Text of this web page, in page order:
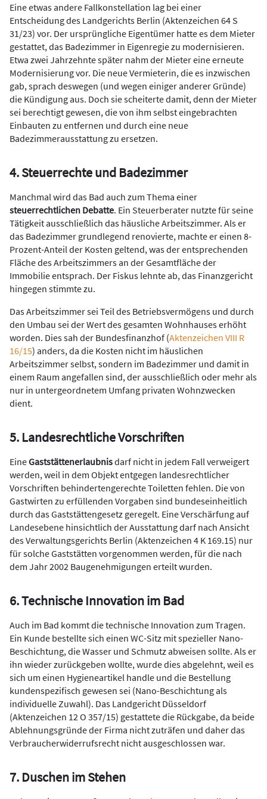
Eine etwas andere Fallkonstellation lag bei einer
Entscheidung des Landgerichts Berlin (Aktenzeichen 64 S
31/23) vor. Der ursprüngliche Eigentümer hatte es dem Mieter
gestattet, das Badezimmer in Eigen­regie zu modernisieren.
Etwa zwei Jahrzehnte später nahm der Mieter eine erneute
Modernisierung vor. Die neue Vermieterin, die es inzwi­schen
gab, sprach deswegen (und wegen einiger anderer Gründe)
die Kündigung aus. Doch sie scheiterte damit, denn der Mieter
sei berech­tigt gewesen, die von ihm selbst eingebrachten
Einbauten zu entfernen und durch eine neue
Badezimmerausstattung zu ersetzen.
4. Steuerrechte und Badezimmer
Manchmal wird das Bad auch zum Thema einer
steuerrechtlichen De­batte. Ein Steuerberater nutzte für seine
Tätigkeit ausschließlich das häusliche Arbeitszimmer. Als er
das Badezimmer grundlegend reno­vierte, machte er einen 8-
Prozent-Anteil der Kosten geltend, was der entsprechenden
Fläche des Arbeitszimmers an der Gesamtfläche der
Immobilie entsprach. Der Fiskus lehnte ab, das Finanzgericht
hingegen stimmte zu.
Das Arbeitszimmer sei Teil des Betriebsvermögens und durch
den Umbau sei der Wert des gesamten Wohnhauses erhöht
worden. Dies sah der Bundesfinanzhof (Aktenzeichen VIII R
16/15) an­ders, da die Kosten nicht im häuslichen
Arbeitszimmer selbst, sondern im Badezimmer und damit in
einem Raum angefallen sind, der aus­schließlich oder mehr als
nur in untergeordnetem Umfang privaten Wohnzwecken
dient.
5. Landesrechtliche Vorschriften
EineGaststättenerlaubnisdarf nicht in jedem Fall verweigert
werden, weil in dem Objekt entgegen landesrechtlicher
Vorschriften behinder­tengerechte Toiletten fehlen. Die von
Gastwirten zu erfüllenden Vorga­ben sind bundeseinheitlich
durch das Gaststättengesetz geregelt. Eine Verschärfung auf
Landesebene hinsichtlich der Ausstattung darf nach Ansicht
des Verwaltungsgerichts Berlin (Aktenzeichen 4 K 169.15) nur
für solche Gaststätten vorgenommen werden, für die nach
dem Jahr 2002 Baugenehmigungen erteilt wurden.
6. Technische Innovation im Bad
Auch im Bad kommt die technische Innovation zum Tragen.
Ein Kunde bestellte sich einen WC-Sitz mit spezieller Nano-
Beschichtung, die Wasser und Schmutz abweisen sollte. Als er
ihn wieder zurückgeben wollte, wurde dies abgelehnt, weil es
sich um einen Hygieneartikel handle und die Bestellung
kundenspezifisch gewesen sei (Nano-Beschichtung als
individuelle Zuwahl). Das Landgericht Düsseldorf
(Aktenzeichen 12 O 357/15) gestattete die Rückgabe, da beide
Ableh­nungsgründe der Firma nicht zuträfen und daher das
Verbraucher­widerrufsrecht nicht ausgeschlossen war.
7. Duschen im Stehen